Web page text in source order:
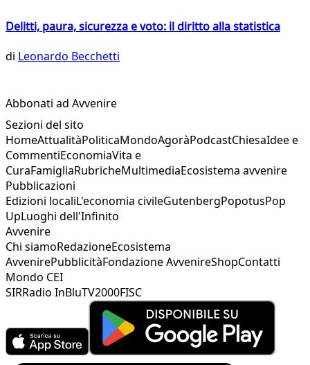
Delitti, paura, sicurezza e voto: il diritto alla statistica
di Leonardo Becchetti
Abbonati ad Avvenire
Sezioni del sito
HomeAttualitàPoliticaMondoAgoràPodcastChiesaIdee e
CommentiEconomiaVita e
CuraFamigliaRubricheMultimediaEcosistema avvenire
Pubblicazioni
Edizioni localiL'economia civileGutenbergPopotusPop
UpLuoghi dell'Infinito
Avvenire
Chi siamoRedazioneEcosistema
AvvenirePubblicitàFondazione AvvenireShopContatti
Mondo CEI
SIRRadio InBluTV2000FISC